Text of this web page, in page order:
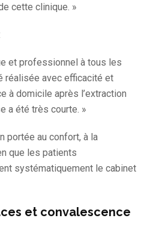
cette clinique. »
et professionnel à tous les
réalisée avec efficacité et
à domicile après l’extraction
a été très courte. »
portée au confort, à la
que les patients
systématiquement le cabinet
et convalescence